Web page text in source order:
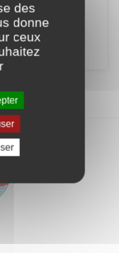
des
donne
ceux